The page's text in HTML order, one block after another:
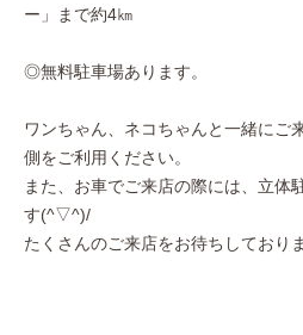
ー」まで約4㎞
◎無料駐車場あります。
ワンちゃん、ネコちゃんと一緒にご
側をご利用ください。
また、お車でご来店の際には、立体
す(^▽^)/
たくさんのご来店をお待ちしており